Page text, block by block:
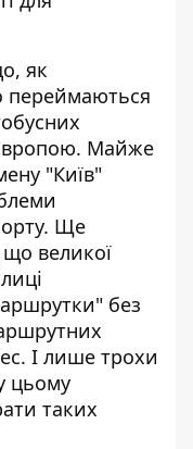
як
переймаються
Майже
"Київ"
Ще
великої
без
І лише трохи
цьому
таких